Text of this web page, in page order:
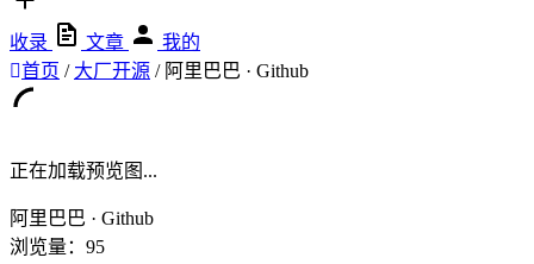
收录 文章
我的
首页 / 大厂开源 / 阿里巴巴 · Github
正在加载预览图...
阿里巴巴 · Github
浏览量：95